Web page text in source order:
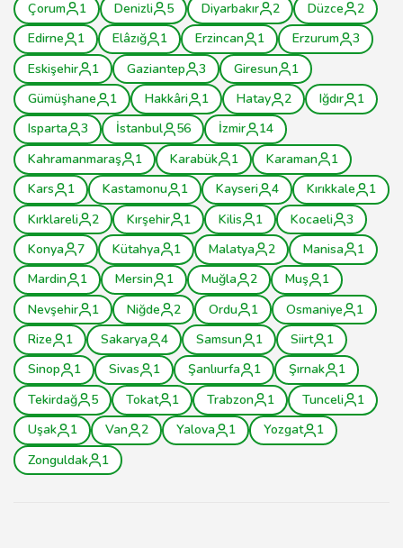
Çorum
1 Denizli 5 Diyarbakır 2 Düzce
2
Edirne
1 Elâzığ 1 Erzincan 1 Erzurum
3
Eskişehir
1 Gaziantep 3 Giresun
1
Gümüşhane
1 Hakkâri 1 Hatay 2 Iğdır
1
Isparta
3 İstanbul 56 İzmir
14
Kahramanmaraş
1 Karabük 1 Karaman
1
Kars
1 Kastamonu 1 Kayseri 4 Kırıkkale
1
Kırklareli
2 Kırşehir 1 Kilis 1 Kocaeli
3
Konya
7 Kütahya 1 Malatya 2 Manisa
1
Mardin
1 Mersin 1 Muğla 2 Muş
1
Nevşehir
1 Niğde 2 Ordu 1 Osmaniye
1
Rize
1 Sakarya 4 Samsun 1 Siirt
1
Sinop
1 Sivas 1 Şanlıurfa 1 Şırnak
1
Tekirdağ
5 Tokat 1 Trabzon 1 Tunceli
1
Uşak
1 Van 2 Yalova 1 Yozgat
1
Zonguldak
1